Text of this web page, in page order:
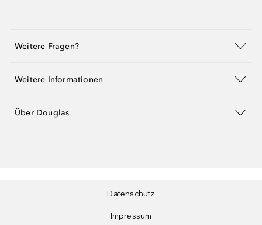
Weitere Fragen?
Weitere Informationen
Über Douglas
Datenschutz
Impressum